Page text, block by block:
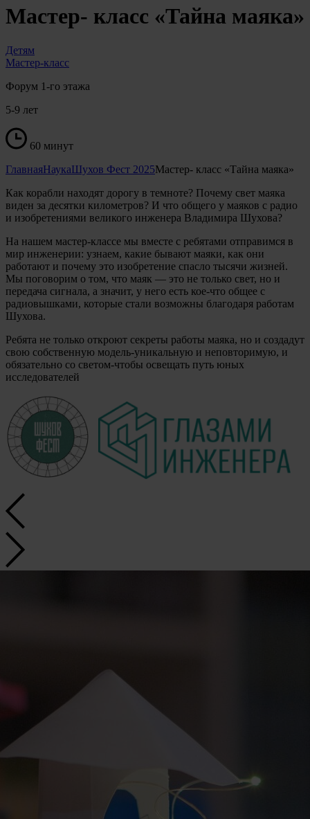
Мастер- класс «Тайна маяка»
Детям
Мастер-класс
Форум 1-го этажа
5-9 лет
60 минут
ГлавнаяНаукаШухов Фест 2025Мастер- класс «Тайна маяка»
Как корабли находят дорогу в темноте? Почему свет маяка
виден за десятки километров? И что общего у маяков с радио
и изобретениями великого инженера Владимира Шухова?
На нашем мастер-классе мы вместе с ребятами отправимся в
мир инженерии: узнаем, какие бывают маяки, как они
работают и почему это изобретение спасло тысячи жизней.
Мы поговорим о том, что маяк — это не только свет, но и
передача сигнала, а значит, у него есть кое-что общее с
радиовышками, которые стали возможны благодаря работам
Шухова.
Ребята не только откроют секреты работы маяка, но и создадут
свою собственную модель-уникальную и неповторимую, и
обязательно со светом-чтобы освещать путь юных
исследователей